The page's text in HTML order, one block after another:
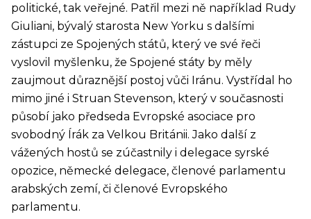
politické, tak veřejné. Patřil mezi ně například Rudy
Giuliani, bývalý starosta New Yorku s dalšími
zástupci ze Spojených států, který ve své řeči
vyslovil myšlenku, že Spojené státy by měly
zaujmout důraznější postoj vůči Iránu. Vystřídal ho
mimo jiné i Struan Stevenson, který v současnosti
působí jako předseda Evropské asociace pro
svobodný Írák za Velkou Británii. Jako další z
vážených hostů se zúčastnily i delegace syrské
opozice, německé delegace, členové parlamentu
arabských zemí, či členové Evropského
parlamentu.